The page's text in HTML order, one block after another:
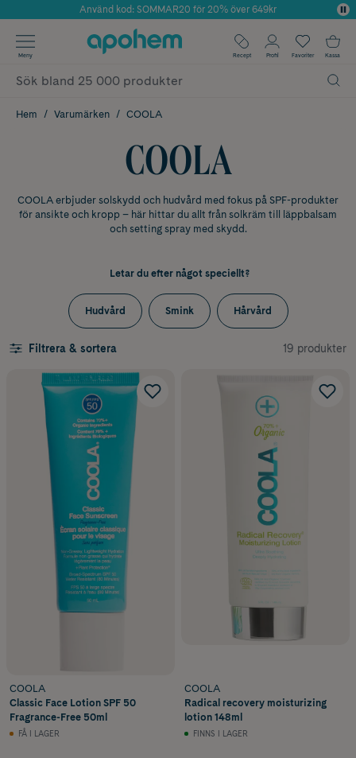
Årets Butik 2025 inom Skönhet
Använd kod: SOMMAR20 för 20% över 649kr
✓ Fri frakt
✓ Poäng på alla köp*
Meny Recept Profil Favoriter Kassa
Hem Varumärken COOLA
COOLA
COOLA erbjuder solskydd och hudvård med fokus på SPF-produkter
för ansikte och kropp – här hittar du allt från solkräm till läppbalsam
och setting spray med skydd.
Letar du efter något speciellt?
Hudvård Smink Hårvård
Filtrera & sortera 19 produkter
COOLA
Classic Face Lotion SPF 50
Fragrance-Free 50ml
FÅ I LAGER
COOLA
Radical recovery moisturizing
lotion 148ml
FINNS I LAGER